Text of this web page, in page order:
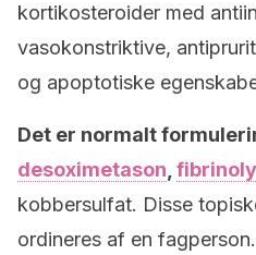
kortikosteroider med
vasokonstriktive,
og apoptotiske
Det er normalt
desoximetason
kobbersulfat. Disse
ordineres af en fagperson.